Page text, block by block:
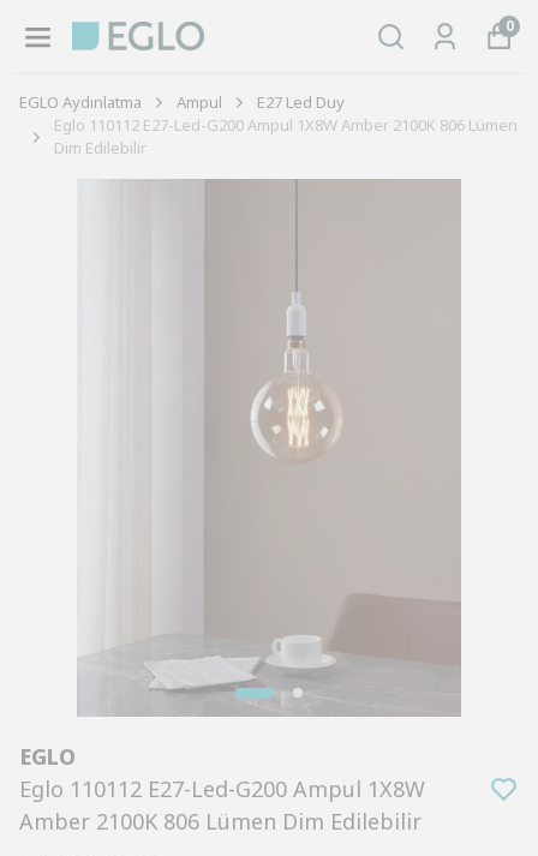
0
EGLO Aydınlatma Ampul
E27 Led Duy
Eglo 110112 E27-Led-G200 Ampul 1X8W Amber 2100K 806 Lümen
Dim Edilebilir
EGLO
Eglo 110112 E27-Led-G200 Ampul 1X8W
Amber 2100K 806 Lümen Dim Edilebilir